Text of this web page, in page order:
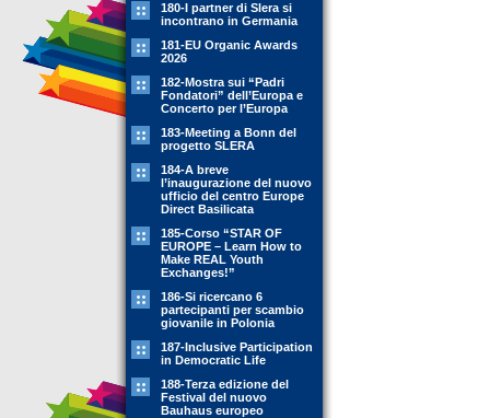
180-I partner di Slera si
incontrano in Germania
181-EU Organic Awards
2026
182-Mostra sui “Padri
Fondatori” dell’Europa e
Concerto per l’Europa
183-Meeting a Bonn del
progetto SLERA
184-A breve
l’inaugurazione del nuovo
ufficio del centro Europe
Direct Basilicata
185-Corso “STAR OF
EUROPE – Learn How to
Make REAL Youth
Exchanges!”
186-Si ricercano 6
partecipanti per scambio
giovanile in Polonia
187-Inclusive Participation
in Democratic Life
188-Terza edizione del
Festival del nuovo
Bauhaus europeo